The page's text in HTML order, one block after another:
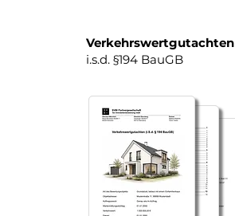
Verkehrswertgutachten
i.s.d. §194 BauGB